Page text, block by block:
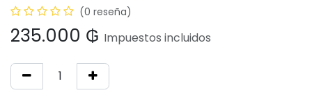
(0 reseña)
235.000 ₲ Impuestos incluidos